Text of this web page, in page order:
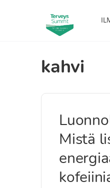
kahvi
Mistä